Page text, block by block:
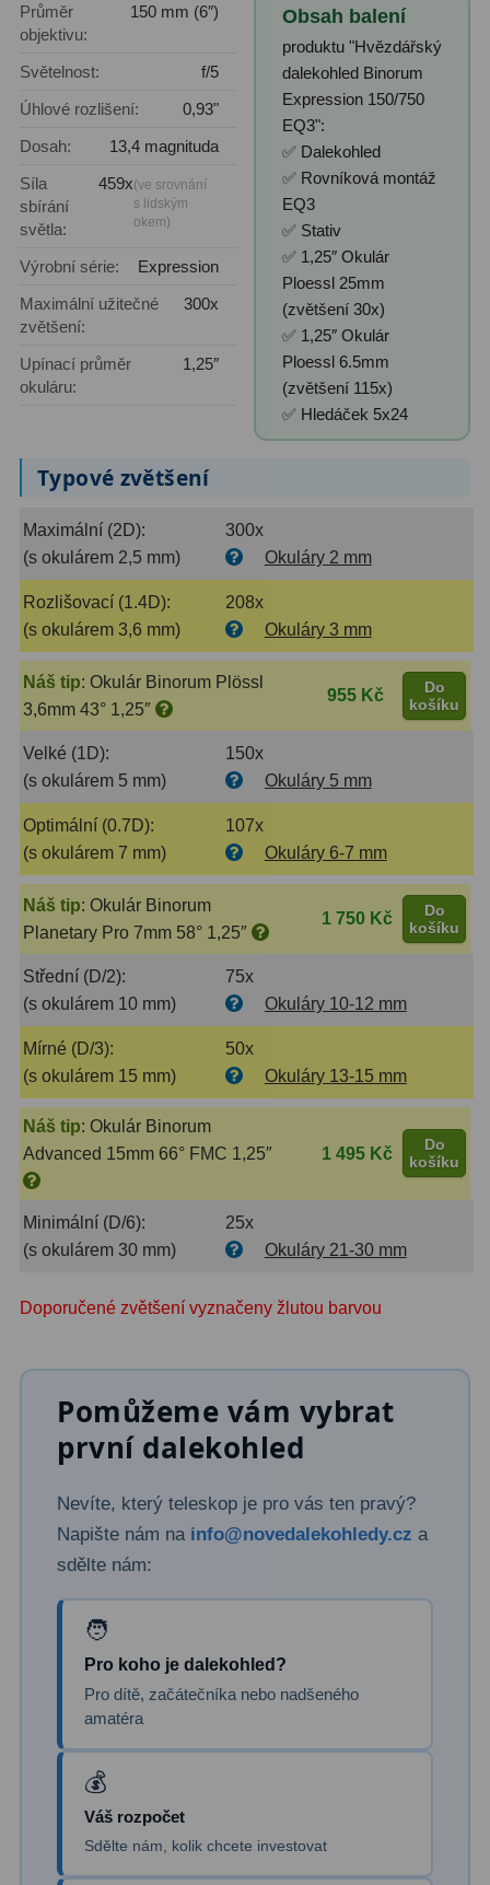
Filtrová kola a rámy
Rovnače a reduktory 13
Zaostřovací masky 27
ADC, Tilting 14
Rotátory34
Komponenty
Helical výtahy
Adaptéry k okulárovým
výtahům8
Pozorovací dalekohledy
Kompaktní3
Pro pozorování přírody a
ornitologie17
Monokuláry20
Binokulární dalekohledy285
Astronomické
Lovecké a turistické
Univerzální 38
Kapesní14
Dětské
Námořní 12
Divadelní2
Dálkoměry9
Noční vidění 8
Mikroskopy76
Pro děti5
Hobby4
Laboratorní33
Kapesní10
Digitální10
Příslušenství mikroskopů16
Průměr
objektivu:
150 mm (6″)
Světelnost:
f/5
Úhlové rozlišení:
0,93"
Dosah:
13,4 magnituda
Síla
sbírání
světla:
459x(ve srovnání
s lidským
okem)
Výrobní série:
Expression
Maximální užitečné
zvětšení:
300x
Upínací průměr
okuláru:
1,25″
Obsah balení
produktu "Hvězdářský
dalekohled Binorum
Expression 150/750
EQ3":
✅ Dalekohled
✅ Rovníková montáž
EQ3
✅ Stativ
✅ 1,25″ Okulár
Ploessl 25mm
(zvětšení 30x)
✅ 1,25″ Okulár
Ploessl 6.5mm
(zvětšení 115x)
✅ Hledáček 5x24
Typové zvětšení
Maximální (2D):
300x
(s okulárem 2,5 mm)
Okuláry 2 mm
Rozlišovací (1.4D):
208x
(s okulárem 3,6 mm)
Okuláry 3 mm
Náš tip: Okulár Binorum Plössl
3,6mm 43° 1,25″
955 Kč
Do
košíku
Velké (1D):
150x
(s okulárem 5 mm)
Okuláry 5 mm
Optimální (0.7D):
107x
(s okulárem 7 mm)
Okuláry 6-7 mm
Náš tip: Okulár Binorum
Planetary Pro 7mm 58° 1,25″
1 750 Kč
Do
košíku
Střední (D/2):
75x
(s okulárem 10 mm)
Okuláry 10-12 mm
Mírné (D/3):
50x
(s okulárem 15 mm)
Okuláry 13-15 mm
Náš tip: Okulár Binorum
Advanced 15mm 66° FMC 1,25″
1 495 Kč
Do
košíku
Minimální (D/6):
25x
(s okulárem 30 mm)
Okuláry 21-30 mm
Doporučené zvětšení vyznačeny žlutou barvou
Pomůžeme vám vybrat
první dalekohled
Nevíte, který teleskop je pro vás ten pravý?
Napište nám na info@novedalekohledy.cz a
sdělte nám:
Pro koho je dalekohled?
Pro dítě, začátečníka nebo nadšeného
amatéra
Váš rozpočet
Sdělte nám, kolik chcete investovat